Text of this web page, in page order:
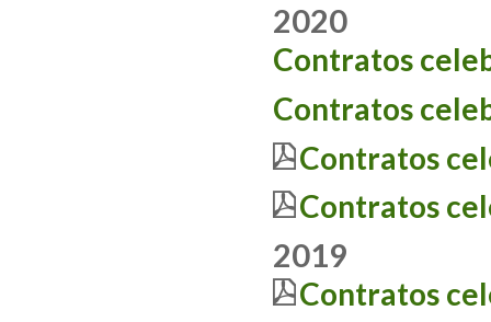
2020
Contratos
Contratos
Contratos
Contratos
2019
Contratos